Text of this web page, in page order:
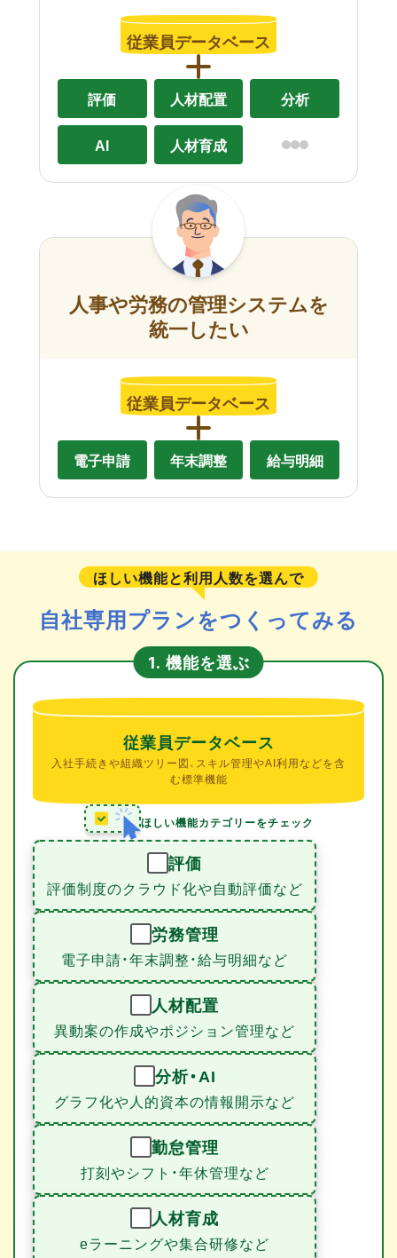
従業員データベース
評価 人材配置 分析
AI 人材育成
人事や労務の管理システムを
統一したい
従業員データベース
電子申請 年末調整 給与明細
ほしい機能と利用人数を選んで
自社専用プランをつくってみる
1. 機能を選ぶ
従業員データベース
入社手続きや組織ツリー図、スキル管理やAI利用などを含
む標準機能
ほしい機能カテゴリーをチェック
評価
評価制度のクラウド化や自動評価など
労務管理
電子申請・年末調整・給与明細など
人材配置
異動案の作成やポジション管理など
分析・AI
グラフ化や人的資本の情報開示など
勤怠管理
打刻やシフト・年休管理など
人材育成
eラーニングや集合研修など